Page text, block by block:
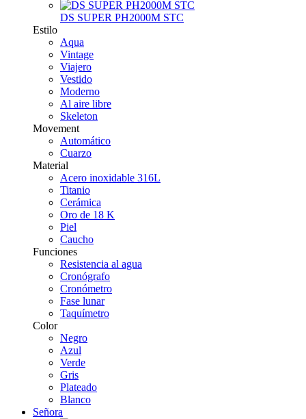
DS SUPER PH2000M STC
Estilo
Aqua
Vintage
Viajero
Vestido
Moderno
Al aire libre
Skeleton
Movement
Automático
Cuarzo
Material
Acero inoxidable 316L
Titanio
Cerámica
Oro de 18 K
Piel
Caucho
Funciones
Resistencia al agua
Cronógrafo
Cronómetro
Fase lunar
Taquímetro
Color
Negro
Azul
Verde
Gris
Plateado
Blanco
Señora